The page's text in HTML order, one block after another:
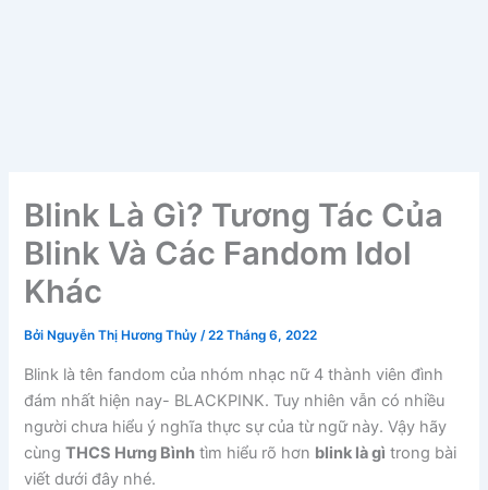
Blink Là Gì? Tương Tác Của
Blink Và Các Fandom Idol
Khác
Bởi Nguyễn Thị Hương Thủy/22 Tháng 6, 2022
Blink là tên fandom của nhóm nhạc nữ 4 thành viên đình
đám nhất hiện nay- BLACKPINK. Tuy nhiên vẫn có nhiều
người chưa hiểu ý nghĩa thực sự của từ ngữ này. Vậy hãy
cùngTHCS Hưng Bình tìm hiểu rõ hơn blink là gì trong bài
viết dưới đây nhé.